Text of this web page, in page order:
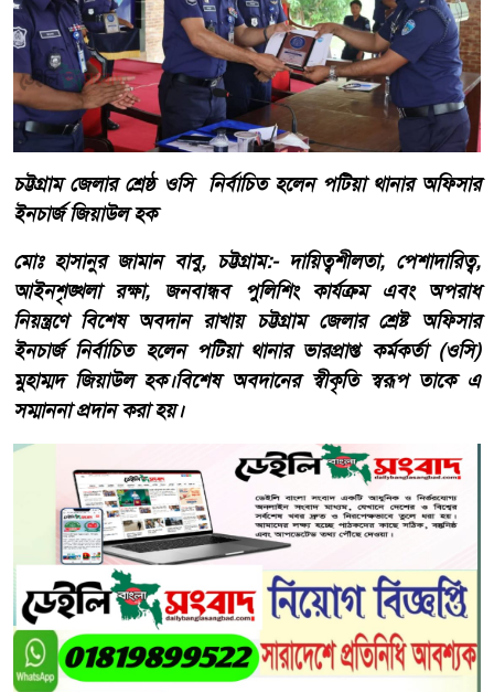
চট্টগ্রাম জেলার শ্রেষ্ঠ ওসি নির্বাচিত হলেন পটিয়া থানার অফিসার
ইনচার্জ জিয়াউল হক
মোঃ হাসানুর জামান বাবু, চট্টগ্রাম:- দায়িত্বশীলতা, পেশাদারিত্ব,
আইনশৃঙ্খলা রক্ষা, জনবান্ধব পুলিশিং কার্যক্রম এবং অপরাধ
নিয়ন্ত্রণে বিশেষ অবদান রাখায় চট্টগ্রাম জেলার শ্রেষ্ট অফিসার
ইনচার্জ নির্বাচিত হলেন পটিয়া থানার ভারপ্রাপ্ত কর্মকর্তা (ওসি)
মুহাম্মদ জিয়াউল হক।বিশেষ অবদানের স্বীকৃতি স্বরূপ তাকে এ
সম্মাননা প্রদান করা হয়।